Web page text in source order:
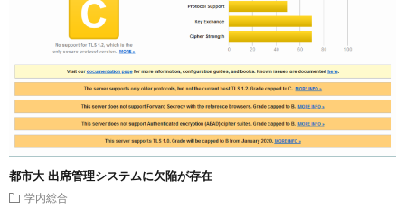
都市大 出席管理システムに欠陥が存在
学内総合